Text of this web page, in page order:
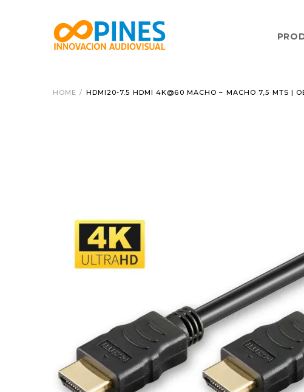
HOME / HDMI20-7.5 HDMI 4K@60 MACHO – MACHO 7,5 MTS |